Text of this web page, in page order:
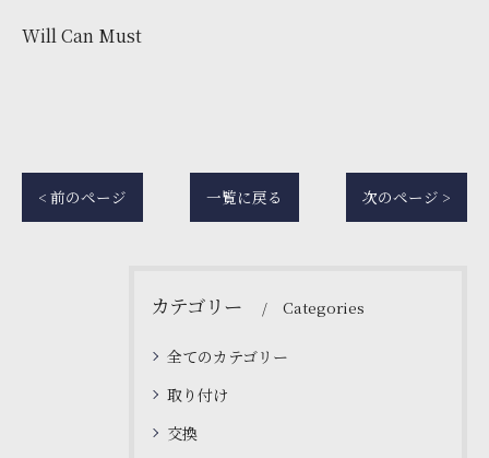
Will Can Must
< 前のページ 一覧に戻る 次のページ >
カテゴリー Categories
全てのカテゴリー
取り付け
交換